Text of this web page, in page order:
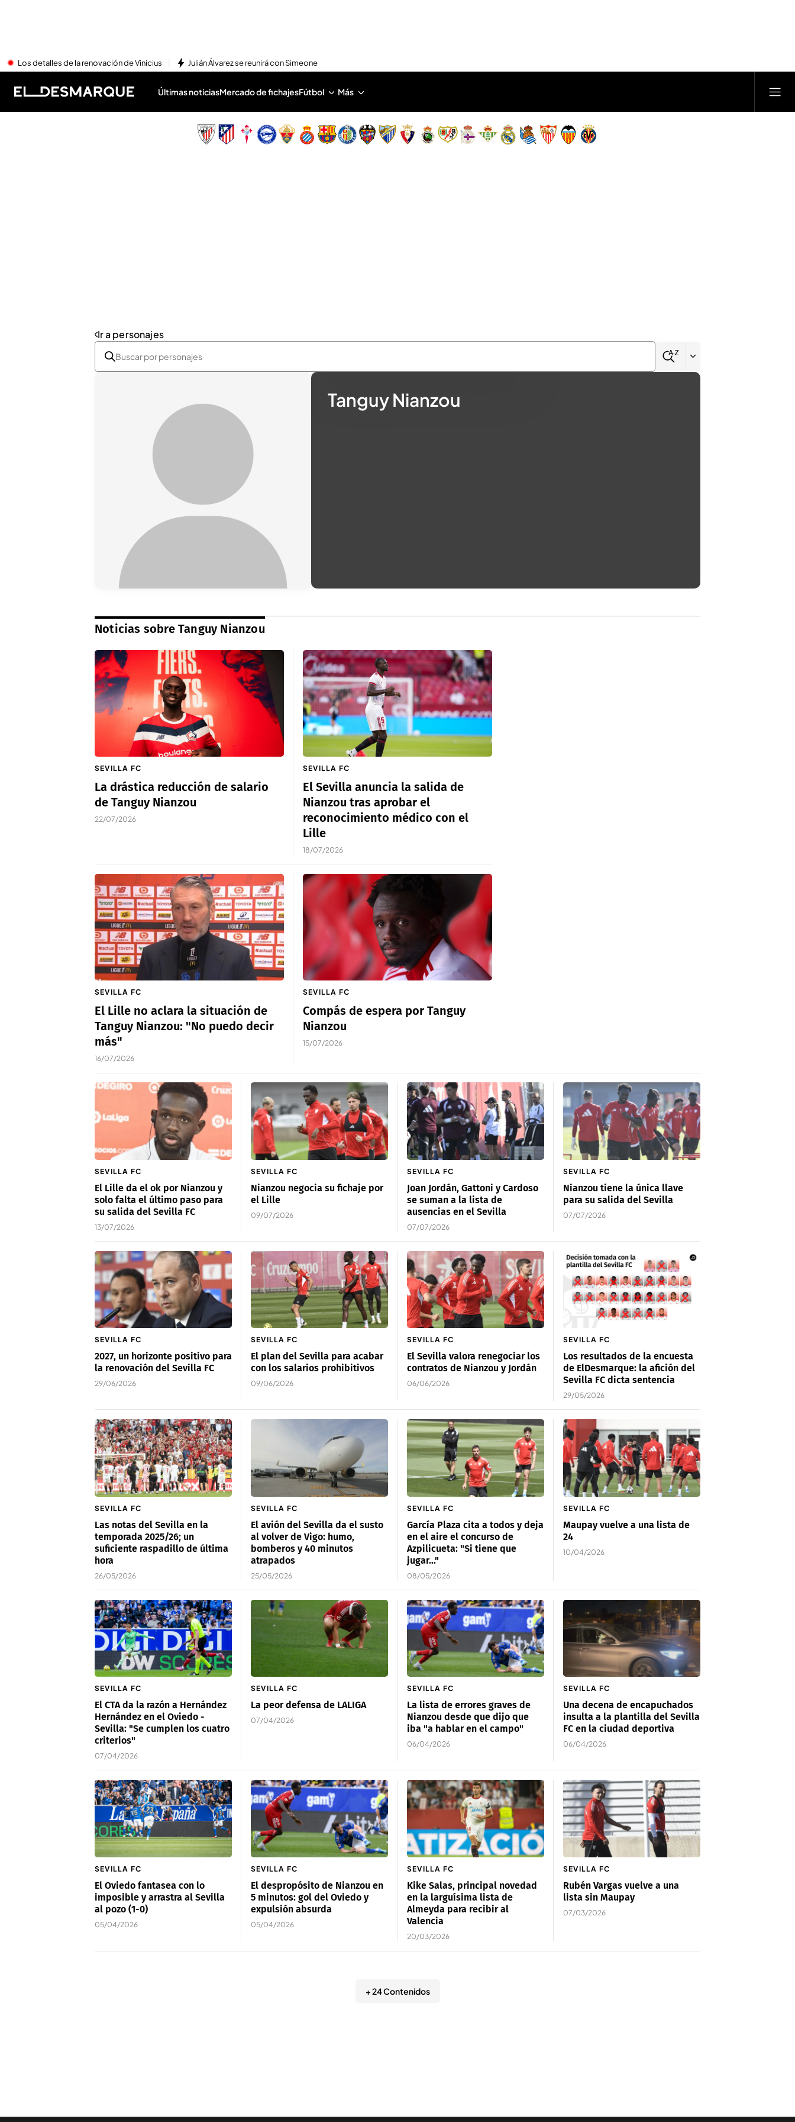
Los detalles de la renovación de Vinicius Julián Álvarez se reunirá con Simeone
Últimas noticiasMercado de fichajesFútbol Más
Ir a personajes
Tanguy Nianzou
Noticias sobre Tanguy Nianzou
SEVILLA FC
La drástica reducción de salario
de Tanguy Nianzou
22/07/2026
SEVILLA FC
El Sevilla anuncia la salida de
Nianzou tras aprobar el
reconocimiento médico con el
Lille
18/07/2026
SEVILLA FC
El Lille no aclara la situación de
Tanguy Nianzou: "No puedo decir
más"
16/07/2026
SEVILLA FC
Compás de espera por Tanguy
Nianzou
15/07/2026
SEVILLA FC
El Lille da el ok por Nianzou y
solo falta el último paso para
su salida del Sevilla FC
13/07/2026
SEVILLA FC
Nianzou negocia su fichaje por
el Lille
09/07/2026
SEVILLA FC
Joan Jordán, Gattoni y Cardoso
se suman a la lista de
ausencias en el Sevilla
07/07/2026
SEVILLA FC
Nianzou tiene la única llave
para su salida del Sevilla
07/07/2026
SEVILLA FC
2027, un horizonte positivo para
la renovación del Sevilla FC
29/06/2026
SEVILLA FC
El plan del Sevilla para acabar
con los salarios prohibitivos
09/06/2026
SEVILLA FC
El Sevilla valora renegociar los
contratos de Nianzou y Jordán
06/06/2026
SEVILLA FC
Los resultados de la encuesta
de ElDesmarque: la afición del
Sevilla FC dicta sentencia
29/05/2026
SEVILLA FC
Las notas del Sevilla en la
temporada 2025/26; un
suficiente raspadillo de última
hora
26/05/2026
SEVILLA FC
El avión del Sevilla da el susto
al volver de Vigo: humo,
bomberos y 40 minutos
atrapados
25/05/2026
SEVILLA FC
García Plaza cita a todos y deja
en el aire el concurso de
Azpilicueta: "Si tiene que
jugar..."
08/05/2026
SEVILLA FC
Maupay vuelve a una lista de
24
10/04/2026
SEVILLA FC
El CTA da la razón a Hernández
Hernández en el Oviedo -
Sevilla: "Se cumplen los cuatro
criterios"
07/04/2026
SEVILLA FC
La peor defensa de LALIGA
07/04/2026
SEVILLA FC
La lista de errores graves de
Nianzou desde que dijo que
iba "a hablar en el campo"
06/04/2026
SEVILLA FC
Una decena de encapuchados
insulta a la plantilla del Sevilla
FC en la ciudad deportiva
06/04/2026
SEVILLA FC
El Oviedo fantasea con lo
imposible y arrastra al Sevilla
al pozo (1-0)
05/04/2026
SEVILLA FC
El despropósito de Nianzou en
5 minutos: gol del Oviedo y
expulsión absurda
05/04/2026
SEVILLA FC
Kike Salas, principal novedad
en la larguísima lista de
Almeyda para recibir al
Valencia
20/03/2026
SEVILLA FC
Rubén Vargas vuelve a una
lista sin Maupay
07/03/2026
+ 24 Contenidos